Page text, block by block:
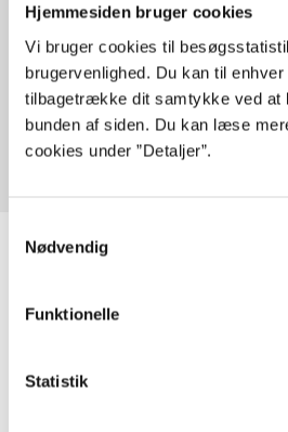
Hjemmesiden bruger cookies
Vi bruger cookies til
brugervenlighed. Du kan til
tilbagetrække dit samtykke ved at
bunden af siden. Du kan læse
cookies under ”Detaljer”.
Nødvendig
Funktionelle
Statistik
Artikler med samme
Fra
Artikler